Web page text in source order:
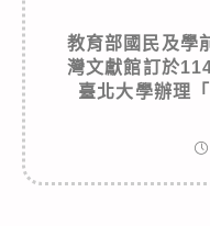
教育部國民及學
灣文獻館訂於
臺北大學辦理